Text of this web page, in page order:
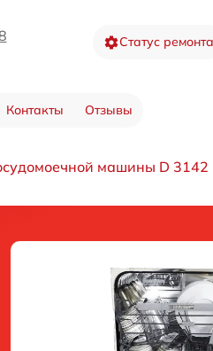
Статус ремонта
Контакты Отзывы
машины D 3142